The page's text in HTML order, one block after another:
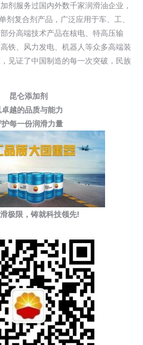
剂服务过国内外数千家润滑油企业，
剂复合剂产品，广泛应用于车、工、
分高端技术产品在核电、特高压输
铁、风力发电、机器人等众多高端装
见证了中国制造的每一次突破，民族
昆仑添加剂
卓越的品质与能力
每一份润滑力量
极限，铸就科技领先!